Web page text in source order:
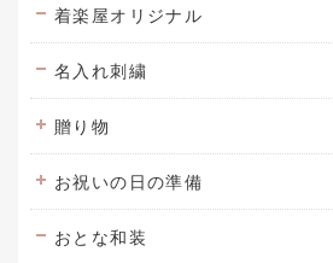
着楽屋オリジナル
名入れ刺繍
贈り物
お祝いの日の準備
おとな和装